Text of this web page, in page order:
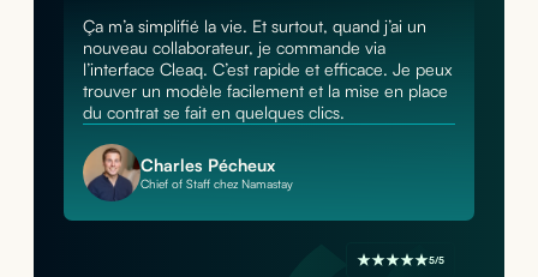
Ça m’a simplifié la vie. Et surtout, quand j’ai un
nouveau collaborateur, je commande via
l’interface Cleaq. C’est rapide et efficace. Je peux
trouver un modèle facilement et la mise en place
du contrat se fait en quelques clics.
Charles Pécheux
Chief of Staff chez Namastay
5/5